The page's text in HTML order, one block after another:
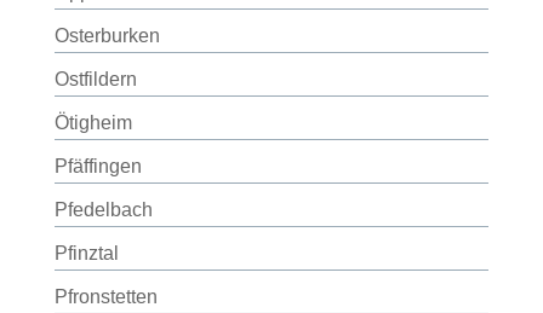
Osterburken
Ostfildern
Ötigheim
Pfäffingen
Pfedelbach
Pfinztal
Pfronstetten